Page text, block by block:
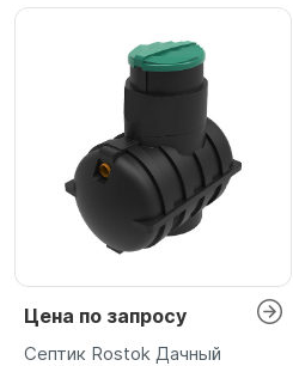
Цена по запросу
Септик Rostok Дачный